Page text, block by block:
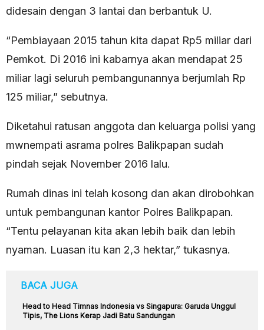
didesain dengan 3 lantai dan berbantuk U.
“Pembiayaan 2015 tahun kita dapat Rp5 miliar dari
Pemkot. Di 2016 ini kabarnya akan mendapat 25
miliar lagi seluruh pembangunannya berjumlah Rp
125 miliar,” sebutnya.
Diketahui ratusan anggota dan keluarga polisi yang
mwnempati asrama polres Balikpapan sudah
pindah sejak November 2016 lalu.
Rumah dinas ini telah kosong dan akan dirobohkan
untuk pembangunan kantor Polres Balikpapan.
“Tentu pelayanan kita akan lebih baik dan lebih
nyaman. Luasan itu kan 2,3 hektar,” tukasnya.
BACA JUGA
Head to Head Timnas Indonesia vs Singapura: Garuda Unggul
Tipis, The Lions Kerap Jadi Batu Sandungan